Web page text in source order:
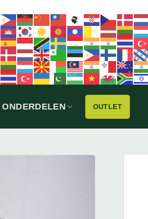
ONDERDELEN OUTLET